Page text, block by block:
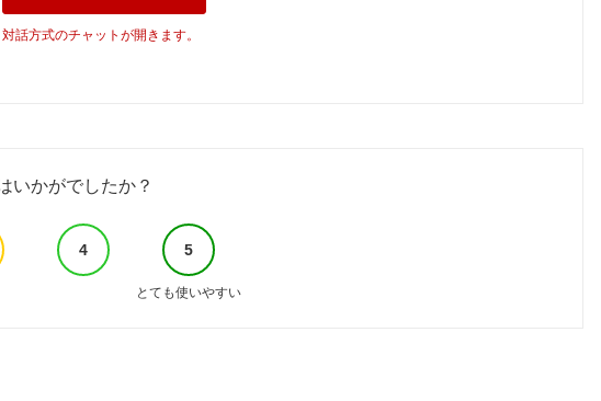
対話方式のチャットが開きます。
いかがでしたか？
4 5
とても使いやすい